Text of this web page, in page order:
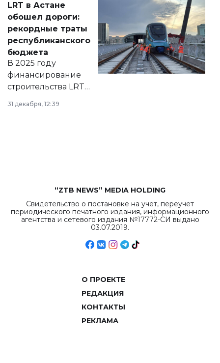
документ
появился в базе
нормативных
правовых актов и
на сайте маслихат
города.
LRT в Астане
обошел дороги:
рекордные траты
республиканского
бюджета
В 2025 году
финансирование
строительства LRT
в Астане из
республиканского
31 декабря, 12:39
“ZTB NEWS” MEDIA HOLDING
Свидетельство о постановке на учет, переучет
периодического печатного издания, информационного
агентства и сетевого издания №17772-СИ выдано
03.07.2019.
О ПРОЕКТЕ
РЕДАКЦИЯ
КОНТАКТЫ
РЕКЛАМА